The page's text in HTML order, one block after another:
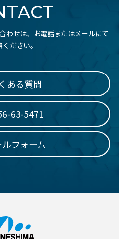
わせは、お電話またはメールにて
ださい。
ある質問
63-5471
ルフォーム